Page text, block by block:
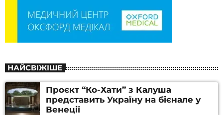
НАЙСВІЖІШЕ
Проєкт “Ко-Хати” з Калуша
представить Україну на бієнале у
Венеції